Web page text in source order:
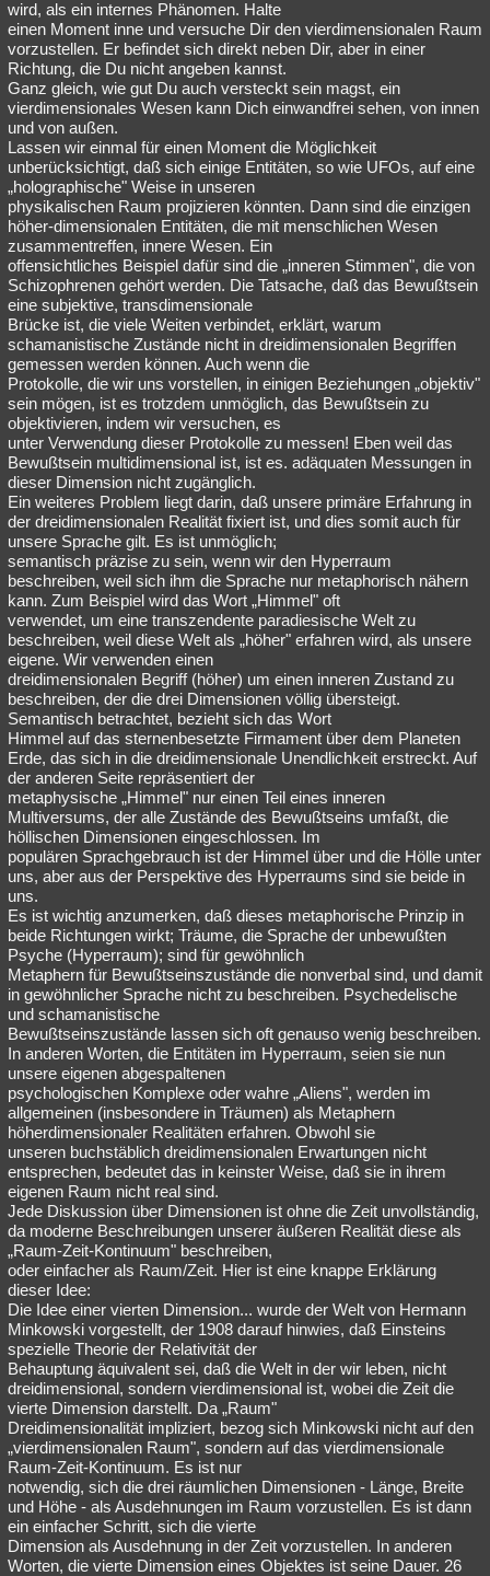
wird, als ein internes Phänomen. Halte
einen Moment inne und versuche Dir den vierdimensionalen Raum
vorzustellen. Er befindet sich direkt neben Dir, aber in einer
Richtung, die Du nicht angeben kannst.
Ganz gleich, wie gut Du auch versteckt sein magst, ein
vierdimensionales Wesen kann Dich einwandfrei sehen, von innen
und von außen.
Lassen wir einmal für einen Moment die Möglichkeit
unberücksichtigt, daß sich einige Entitäten, so wie UFOs, auf eine
„holographische" Weise in unseren
physikalischen Raum projizieren könnten. Dann sind die einzigen
höher-dimensionalen Entitäten, die mit menschlichen Wesen
zusammentreffen, innere Wesen. Ein
offensichtliches Beispiel dafür sind die „inneren Stimmen", die von
Schizophrenen gehört werden. Die Tatsache, daß das Bewußtsein
eine subjektive, transdimensionale
Brücke ist, die viele Weiten verbindet, erklärt, warum
schamanistische Zustände nicht in dreidimensionalen Begriffen
gemessen werden können. Auch wenn die
Protokolle, die wir uns vorstellen, in einigen Beziehungen „objektiv"
sein mögen, ist es trotzdem unmöglich, das Bewußtsein zu
objektivieren, indem wir versuchen, es
unter Verwendung dieser Protokolle zu messen! Eben weil das
Bewußtsein multidimensional ist, ist es. adäquaten Messungen in
dieser Dimension nicht zugänglich.
Ein weiteres Problem liegt darin, daß unsere primäre Erfahrung in
der dreidimensionalen Realität fixiert ist, und dies somit auch für
unsere Sprache gilt. Es ist unmöglich;
semantisch präzise zu sein, wenn wir den Hyperraum
beschreiben, weil sich ihm die Sprache nur metaphorisch nähern
kann. Zum Beispiel wird das Wort „Himmel" oft
verwendet, um eine transzendente paradiesische Welt zu
beschreiben, weil diese Welt als „höher" erfahren wird, als unsere
eigene. Wir verwenden einen
dreidimensionalen Begriff (höher) um einen inneren Zustand zu
beschreiben, der die drei Dimensionen völlig übersteigt.
Semantisch betrachtet, bezieht sich das Wort
Himmel auf das sternenbesetzte Firmament über dem Planeten
Erde, das sich in die dreidimensionale Unendlichkeit erstreckt. Auf
der anderen Seite repräsentiert der
metaphysische „Himmel" nur einen Teil eines inneren
Multiversums, der alle Zustände des Bewußtseins umfaßt, die
höllischen Dimensionen eingeschlossen. Im
populären Sprachgebrauch ist der Himmel über und die Hölle unter
uns, aber aus der Perspektive des Hyperraums sind sie beide in
uns.
Es ist wichtig anzumerken, daß dieses metaphorische Prinzip in
beide Richtungen wirkt; Träume, die Sprache der unbewußten
Psyche (Hyperraum); sind für gewöhnlich
Metaphern für Bewußtseinszustände die nonverbal sind, und damit
in gewöhnlicher Sprache nicht zu beschreiben. Psychedelische
und schamanistische
Bewußtseinszustände lassen sich oft genauso wenig beschreiben.
In anderen Worten, die Entitäten im Hyperraum, seien sie nun
unsere eigenen abgespaltenen
psychologischen Komplexe oder wahre „Aliens", werden im
allgemeinen (insbesondere in Träumen) als Metaphern
höherdimensionaler Realitäten erfahren. Obwohl sie
unseren buchstäblich dreidimensionalen Erwartungen nicht
entsprechen, bedeutet das in keinster Weise, daß sie in ihrem
eigenen Raum nicht real sind.
Jede Diskussion über Dimensionen ist ohne die Zeit unvollständig,
da moderne Beschreibungen unserer äußeren Realität diese als
„Raum-Zeit-Kontinuum" beschreiben,
oder einfacher als Raum/Zeit. Hier ist eine knappe Erklärung
dieser Idee:
Die Idee einer vierten Dimension... wurde der Welt von Hermann
Minkowski vorgestellt, der 1908 darauf hinwies, daß Einsteins
spezielle Theorie der Relativität der
Behauptung äquivalent sei, daß die Welt in der wir leben, nicht
dreidimensional, sondern vierdimensional ist, wobei die Zeit die
vierte Dimension darstellt. Da „Raum"
Dreidimensionalität impliziert, bezog sich Minkowski nicht auf den
„vierdimensionalen Raum", sondern auf das vierdimensionale
Raum-Zeit-Kontinuum. Es ist nur
notwendig, sich die drei räumlichen Dimensionen - Länge, Breite
und Höhe - als Ausdehnungen im Raum vorzustellen. Es ist dann
ein einfacher Schritt, sich die vierte
Dimension als Ausdehnung in der Zeit vorzustellen. In anderen
Worten, die vierte Dimension eines Objektes ist seine Dauer. 26